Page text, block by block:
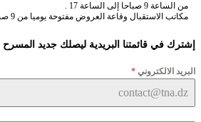
من الساعة 9 صباحا إلى الساعة 17 .
مكاتب الاستقبال وقاعة العروض مفتوحة يوميا من 9 صباحا إلى غاية نهاية العروض.
إشترك في قائمتنا البريدية ليصلك جديد المسرح
البريد الالكتروني *